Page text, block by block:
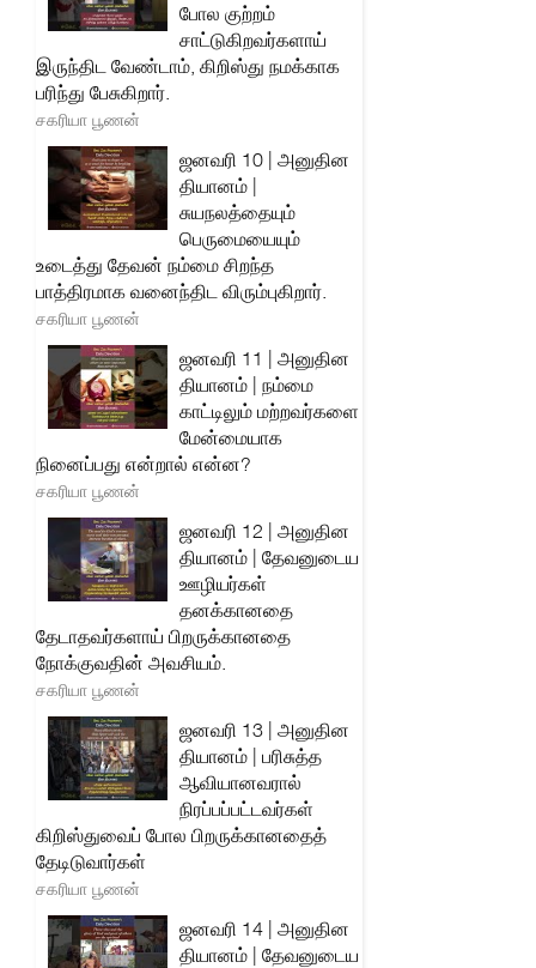
போல குற்றம்
சாட்டுகிறவர்களாய்
இருந்திட வேண்டாம், கிறிஸ்து நமக்காக
பரிந்து பேசுகிறார்.
சகரியா பூணன்
ஜனவரி 10 | அனுதின
தியானம் |
சுயநலத்தையும்
பெருமையையும்
உடைத்து தேவன் நம்மை சிறந்த
பாத்திரமாக வனைந்திட விரும்புகிறார்.
சகரியா பூணன்
ஜனவரி 11 | அனுதின
தியானம் | நம்மை
காட்டிலும் மற்றவர்களை
மேன்மையாக
நினைப்பது என்றால் என்ன?
சகரியா பூணன்
ஜனவரி 12 | அனுதின
தியானம் | தேவனுடைய
ஊழியர்கள்
தனக்கானதை
தேடாதவர்களாய் பிறருக்கானதை
நோக்குவதின் அவசியம்.
சகரியா பூணன்
ஜனவரி 13 | அனுதின
தியானம் | பரிசுத்த
ஆவியானவரால்
நிரப்பப்பட்டவர்கள்
கிறிஸ்துவைப் போல பிறருக்கானதைத்
தேடிடுவார்கள்
சகரியா பூணன்
ஜனவரி 14 | அனுதின
தியானம் | தேவனுடைய